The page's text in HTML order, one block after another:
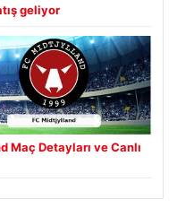
geliyor
Maç Detayları ve Canlı